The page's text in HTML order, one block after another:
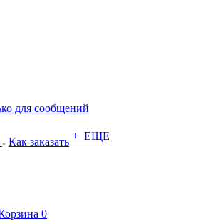
для сообщений
Как заказать + ЕЩЕ
0